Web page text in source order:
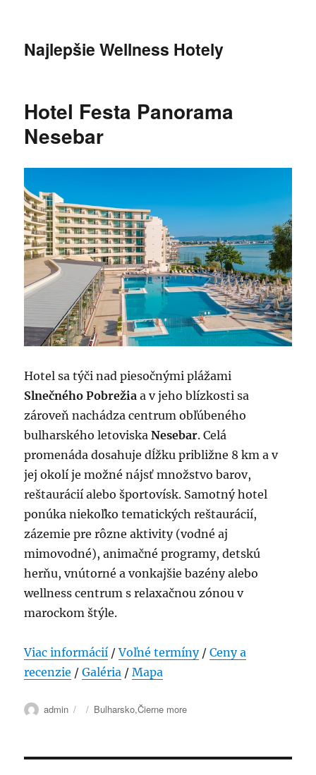
Najlepšie Wellness Hotely
Hotel Festa Panorama
Nesebar
Hotel sa týči nad piesočnými plážami
Slnečného Pobrežia a v jeho blízkosti sa
zároveň nachádza centrum obľúbeného
bulharského letoviskaNesebar. Celá
promenáda dosahuje dĺžku približne 8 km a v
jej okolí je možné nájsť množstvo barov,
reštaurácií alebo športovísk. Samotný hotel
ponúka niekoľko tematických reštaurácií,
zázemie pre rôzne aktivity (vodné aj
mimovodné), animačné programy, detskú
herňu, vnútorné a vonkajšie bazény alebo
wellness centrum s relaxačnou zónou v
marockom štýle.
Viac informácií /Voľné termíny/Ceny a
recenzie /Galéria /Mapa
Autor
admin Publikované
Kategórie
Bulharsko,Čierne more